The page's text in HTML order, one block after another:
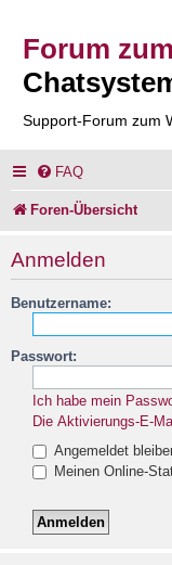
Forum
Support-Forum zum
FAQ
Foren-Übersicht
Anmelden
Benutzername:
Passwort:
Ich habe mein
Die Aktivierungs-E-
Angemeldet
Meinen Online-